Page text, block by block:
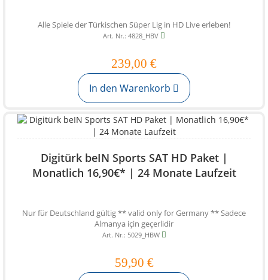
Alle Spiele der Türkischen Süper Lig in HD Live erleben!
Art. Nr.: 4828_HBV
239,00 €
In den Warenkorb
Digitürk beIN Sports SAT HD Paket |
Monatlich 16,90€* | 24 Monate Laufzeit
Nur für Deutschland gültig ** valid only for Germany ** Sadece
Almanya için geçerlidir
Art. Nr.: 5029_HBW
59,90 €